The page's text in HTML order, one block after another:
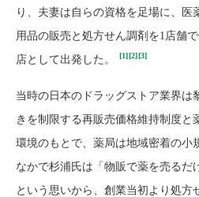
り、夫妻は自らの資格を足場に、医
用品の販売と処方せん調剤を1店舗
店として出発した。
[1][2][3]
当時の日本のドラッグストア業界は
きを制限する再販売価格維持制度と
環境のもとで、薬局は地域密着の小
なかで杉浦氏は「物販で薬を売るだ
という思いから、創業当初より処方